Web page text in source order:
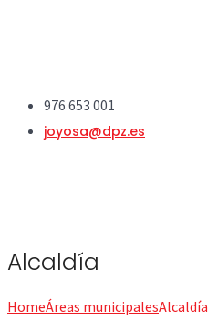
976 653 001
joyosa@dpz.es
Alcaldía
HomeÁreas municipalesAlcaldía